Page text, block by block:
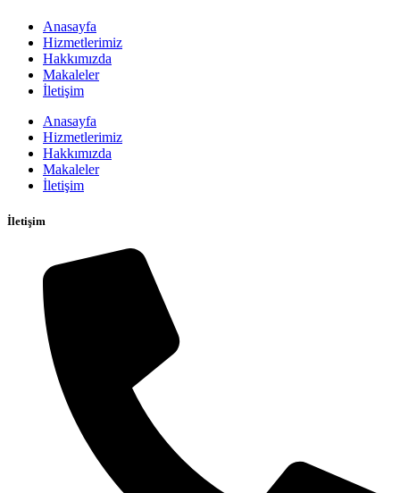
Anasayfa
Hizmetlerimiz
Hakkımızda
Makaleler
İletişim
Anasayfa
Hizmetlerimiz
Hakkımızda
Makaleler
İletişim
İletişim